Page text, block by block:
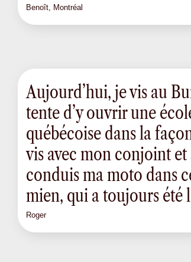
Benoît, Montréal
Aujourd’hui, je vis au
tente d’y ouvrir une
québécoise dans la
vis avec mon conjoint
conduis ma moto dans
mien, qui a toujours été
Roger